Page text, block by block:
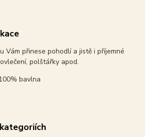
Vám přinese pohodlí a jistě i příjemné
polštářky apod.
bavlna